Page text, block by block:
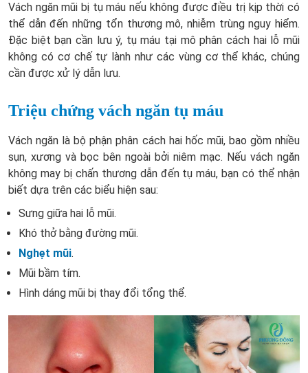
Vách ngăn mũi bị tụ máu nếu không được điều trị kịp thời có
thể dẫn đến những tổn thương mô, nhiễm trùng nguy hiểm.
Đặc biệt bạn cần lưu ý, tụ máu tại mô phân cách hai lỗ mũi
không có cơ chế tự lành như các vùng cơ thể khác, chúng
cần được xử lý dẫn lưu.
Triệu chứng vách ngăn tụ máu
Vách ngăn là bộ phận phân cách hai hốc mũi, bao gồm nhiều
sụn, xương và bọc bên ngoài bởi niêm mạc. Nếu vách ngăn
không may bị chấn thương dẫn đến tụ máu, bạn có thể nhận
biết dựa trên các biểu hiện sau:
Sưng giữa hai lỗ mũi.
Khó thở bằng đường mũi.
Nghẹt mũi.
Mũi bầm tím.
Hình dáng mũi bị thay đổi tổng thể.